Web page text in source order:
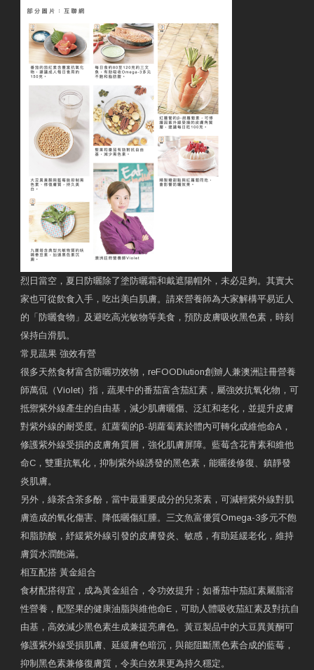
烈日當空，夏日防曬除了塗防曬霜和戴遮陽帽外，未必足夠。其實大
家也可從飲食入手，吃出美白肌膚。請來營養師為大家解構平易近人
的「防曬食物」及避吃高光敏物等美食，預防皮膚吸收黑色素，時刻
保持白滑肌。
常見蔬果 強效有營
很多天然食材富含防曬功效物，reFOODlution創辧人兼澳洲註冊營養
師萬侃（Violet）指，蔬果中的番茄富含茄紅素，屬強效抗氧化物，可
抵禦紫外線產生的自由基，減少肌膚曬傷、泛紅和老化，並提升皮膚
對紫外線的耐受度。紅蘿蔔的β-胡蘿蔔素於體內可轉化成維他命A，
修護紫外線受損的皮膚角質層，強化肌膚屏障。藍莓含花青素和維他
命C，雙重抗氧化，抑制紫外線誘發的黑色素，能曬後修復、鎮靜發
炎肌膚。
另外，綠茶含茶多酚，當中最重要成分的兒茶素，可減輕紫外線對肌
膚造成的氧化傷害、降低曬傷紅腫。三文魚富優質Omega-3多元不飽
和脂肪酸，紓緩紫外線引發的皮膚發炎、敏感，有助延緩老化，維持
膚質水潤飽滿。
相互配搭 黃金組合
食材配搭得宜，成為黃金組合，令功效提升；如番茄中茄紅素屬脂溶
性營養，配堅果的健康油脂與維他命E，可助人體吸收茄紅素及對抗自
由基，高效減少黑色素生成兼提亮膚色。黃豆製品中的大豆異黃酮可
修護紫外線受損肌膚、延緩膚色暗沉，與能阻斷黑色素合成的藍莓，
抑制黑色素兼修復膚質，令美白效果更為持久穩定。